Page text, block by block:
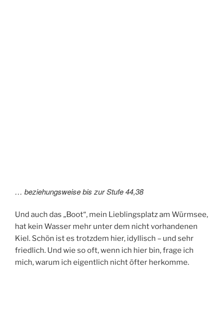
… beziehungsweise bis zur Stufe 44,38
Und auch das „Boot“, mein Lieblingsplatz am Würmsee,
hat kein Wasser mehr unter dem nicht vorhandenen
Kiel. Schön ist es trotzdem hier, idyllisch – und sehr
friedlich. Und wie so oft, wenn ich hier bin, frage ich
mich, warum ich eigentlich nicht öfter herkomme.